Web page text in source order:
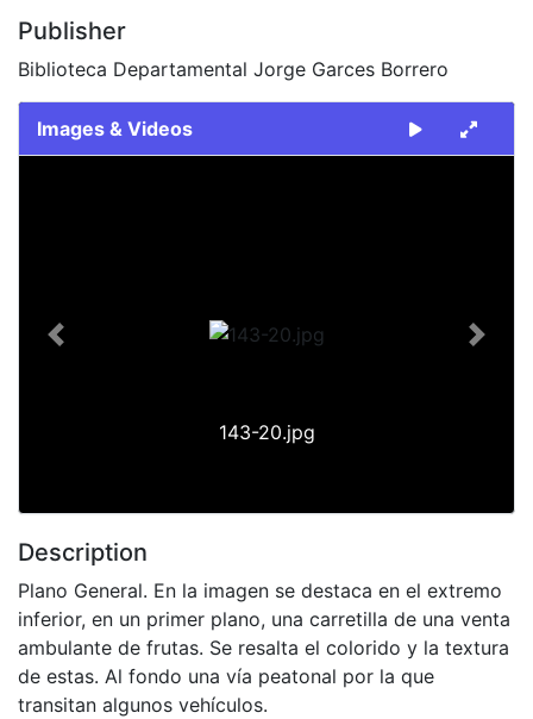
Publisher
Biblioteca Departamental Jorge Garces Borrero
Images & Videos
143-20.jpg
Previous Next
Description
Plano General. En la imagen se destaca en el extremo
inferior, en un primer plano, una carretilla de una venta
ambulante de frutas. Se resalta el colorido y la textura
de estas. Al fondo una vía peatonal por la que
transitan algunos vehículos.